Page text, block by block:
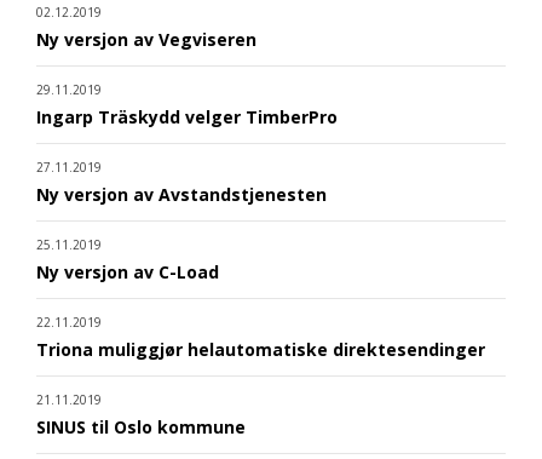
02.12.2019
Ny versjon av Vegviseren
29.11.2019
Ingarp Träskydd velger TimberPro
27.11.2019
Ny versjon av Avstandstjenesten
25.11.2019
Ny versjon av C-Load
22.11.2019
Triona muliggjør helautomatiske direktesendinger
21.11.2019
SINUS til Oslo kommune